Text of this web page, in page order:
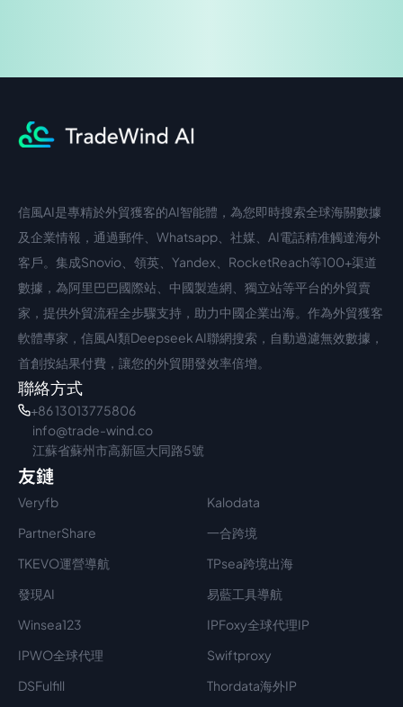
中文入口
信風AI是專精於外貿獲客的AI智能體，為您即時搜索全球海關數據
及企業情報，通過郵件、Whatsapp、社媒、AI電話精准觸達海外
客戶。集成Snovio、領英、Yandex、RocketReach等100+渠道
數據，為阿里巴巴國際站、中國製造網、獨立站等平台的外貿賣
家，提供外貿流程全步驟支持，助力中國企業出海。作為外貿獲客
軟體專家，信風AI類Deepseek AI聯網搜索，自動過濾無效數據，
首創按結果付費，讓您的外貿開發效率倍增。
聯絡方式
+86 13013775806
info@trade-wind.co
江蘇省蘇州市高新區大同路5號
友鏈
Veryfb
Kalodata
PartnerShare
一合跨境
TKEVO運營導航
TPsea跨境出海
發現AI
易藍工具導航
Winsea123
IPFoxy全球代理IP
IPWO全球代理
Swiftproxy
DSFulfill
Thordata海外IP